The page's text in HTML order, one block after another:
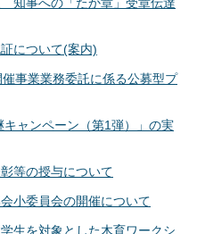
知事への「たか章」受章伝達
について(案内)
事業業務委託に係る公募型プ
キャンペーン（第1弾）」の実
等の授与について
小委員会の開催について
生を対象とした木育ワークシ